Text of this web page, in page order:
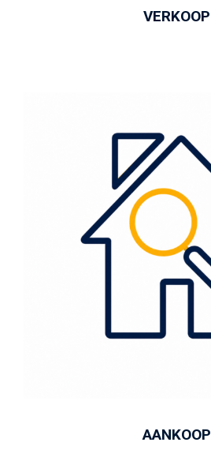
VERKOOP
AANKOOP